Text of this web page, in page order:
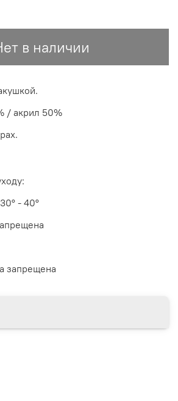
в наличии
/ акрил 50%
° - 40°
запрещена